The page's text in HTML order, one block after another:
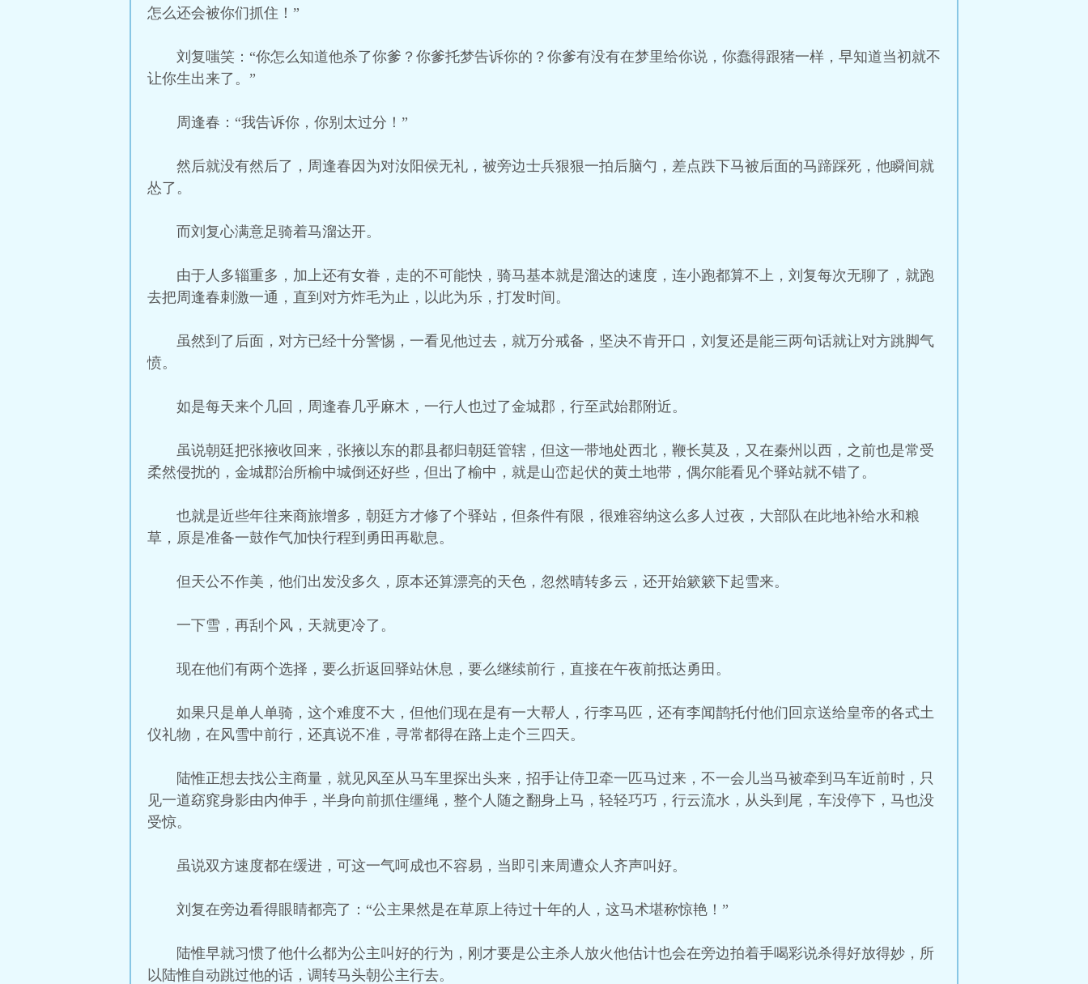
怎么还会被你们抓住！”
刘复嗤笑：“你怎么知道他杀了你爹？你爹托梦告诉你的？你爹有没有在梦里给你说，你蠢得跟猪一样，早知道当初就不
让你生出来了。”
周逢春：“我告诉你，你别太过分！”
然后就没有然后了，周逢春因为对汝阳侯无礼，被旁边士兵狠狠一拍后脑勺，差点跌下马被后面的马蹄踩死，他瞬间就
怂了。
而刘复心满意足骑着马溜达开。
由于人多辎重多，加上还有女眷，走的不可能快，骑马基本就是溜达的速度，连小跑都算不上，刘复每次无聊了，就跑
去把周逢春刺激一通，直到对方炸毛为止，以此为乐，打发时间。
虽然到了后面，对方已经十分警惕，一看见他过去，就万分戒备，坚决不肯开口，刘复还是能三两句话就让对方跳脚气
愤。
如是每天来个几回，周逢春几乎麻木，一行人也过了金城郡，行至武始郡附近。
虽说朝廷把张掖收回来，张掖以东的郡县都归朝廷管辖，但这一带地处西北，鞭长莫及，又在秦州以西，之前也是常受
柔然侵扰的，金城郡治所榆中城倒还好些，但出了榆中，就是山峦起伏的黄土地带，偶尔能看见个驿站就不错了。
也就是近些年往来商旅增多，朝廷方才修了个驿站，但条件有限，很难容纳这么多人过夜，大部队在此地补给水和粮
草，原是准备一鼓作气加快行程到勇田再歇息。
但天公不作美，他们出发没多久，原本还算漂亮的天色，忽然晴转多云，还开始簌簌下起雪来。
一下雪，再刮个风，天就更冷了。
现在他们有两个选择，要么折返回驿站休息，要么继续前行，直接在午夜前抵达勇田。
如果只是单人单骑，这个难度不大，但他们现在是有一大帮人，行李马匹，还有李闻鹊托付他们回京送给皇帝的各式土
仪礼物，在风雪中前行，还真说不准，寻常都得在路上走个三四天。
陆惟正想去找公主商量，就见风至从马车里探出头来，招手让侍卫牵一匹马过来，不一会儿当马被牵到马车近前时，只
见一道窈窕身影由内伸手，半身向前抓住缰绳，整个人随之翻身上马，轻轻巧巧，行云流水，从头到尾，车没停下，马也没
受惊。
虽说双方速度都在缓进，可这一气呵成也不容易，当即引来周遭众人齐声叫好。
刘复在旁边看得眼睛都亮了：“公主果然是在草原上待过十年的人，这马术堪称惊艳！”
陆惟早就习惯了他什么都为公主叫好的行为，刚才要是公主杀人放火他估计也会在旁边拍着手喝彩说杀得好放得妙，所
以陆惟自动跳过他的话，调转马头朝公主行去。